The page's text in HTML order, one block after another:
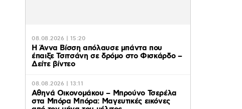
08.08.2026 | 15:20
Η Άννα Βίσση απόλαυσε μπάντα που
έπαιξε Τσιτσάνη σε δρόμο στο Φισκάρδο –
Δείτε βίντεο
08.08.2026 | 13:11
Αθηνά Οικονομάκου – Μπρούνο Τσερέλα
στα Μπόρα Μπόρα: Mαγευτικές εικόνες